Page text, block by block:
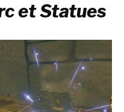
et Statues